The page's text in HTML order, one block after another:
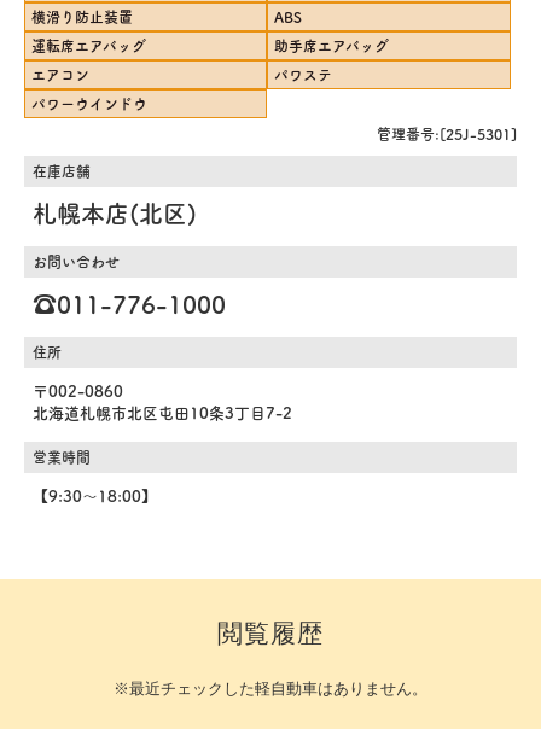
横滑り防止装置
ABS
運転席エアバッグ
助手席エアバッグ
エアコン
パワステ
パワーウインドウ
管理番号:[25J-5301]
在庫店舗
札幌本店(北区)
お問い合わせ
☎️011-776-1000
住所
〒002-0860
北海道札幌市北区屯田10条3丁目7-2
営業時間
【9:30～18:00】
閲覧履歴
※最近チェックした軽自動車はありません。